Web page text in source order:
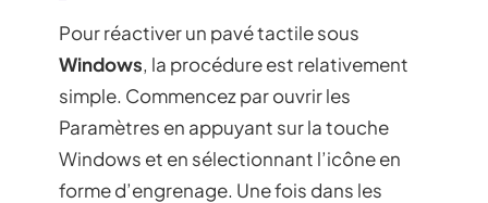
Pour réactiver un pavé tactile sous
Windows, la procédure est relativement
simple. Commencez par ouvrir les
Paramètres en appuyant sur la touche
Windows et en sélectionnant l’icône en
forme d’engrenage. Une fois dans les